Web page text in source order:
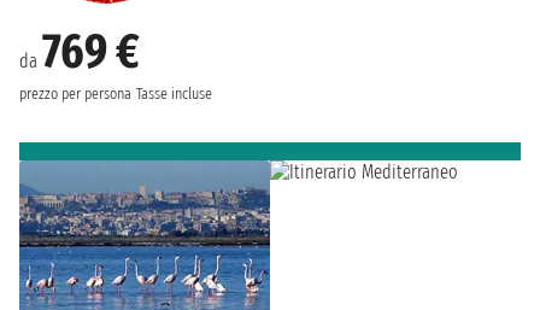
da 769 €
prezzo per persona Tasse incluse